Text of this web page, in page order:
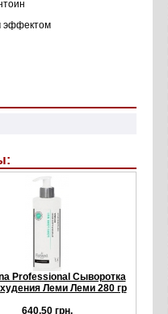
эффектом
Professional Сыворотка
Леми Леми 280 гр
640,50 грн.